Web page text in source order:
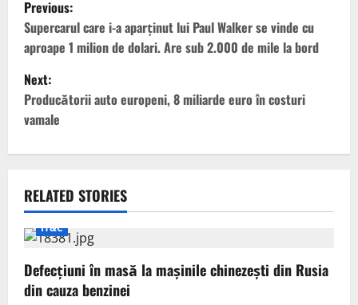
o
s
t
n
v
i
g
Previous:
Supercarul care i-a aparținut lui Paul Walker se vinde cu
aproape 1 milion de dolari. Are sub 2.000 de mile la bord
Next:
Producătorii auto europeni, 8 miliarde euro în costuri
vamale
RELATED STORIES
IT&C
Defecțiuni în masă la mașinile chinezești din Rusia
din cauza benzinei